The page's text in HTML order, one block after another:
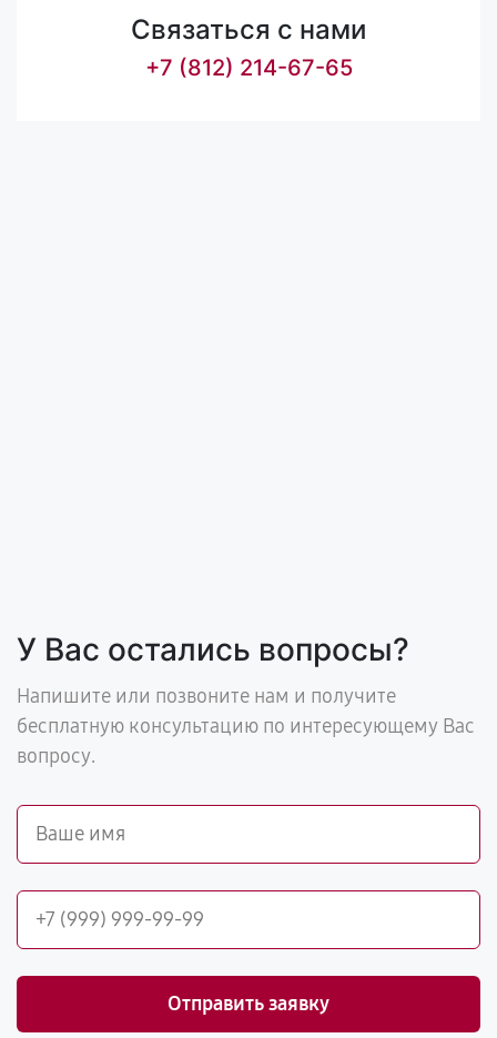
Связаться с нами
+7 (812) 214-67-65
У Вас остались вопросы?
Напишите или позвоните нам и получите
бесплатную консультацию по интересующему Вас
вопросу.
Отправить заявку